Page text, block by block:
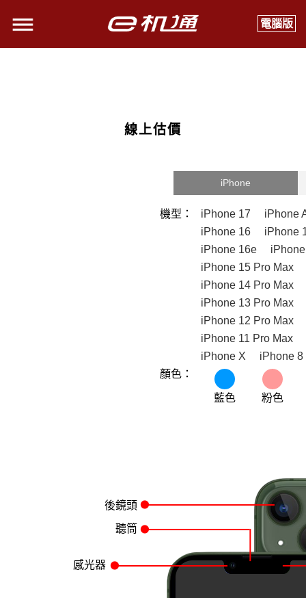
電腦版
線上估價
iPhone
機型： iPhone 17
iPhone
iPhone 16
iPhone
iPhone 16e
iPhone 15 Pro Max
iPhone 14 Pro Max
iPhone 13 Pro Max
iPhone 12 Pro Max
iPhone 11 Pro Max
iPhone X
iPhone 8
顏色：
藍色 粉色
後鏡頭
聽筒
感光器